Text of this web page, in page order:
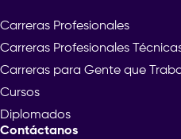
Carreras Profesionales
Carreras Profesionales
Carreras para Gente que
Cursos
Diplomados
Contáctanos